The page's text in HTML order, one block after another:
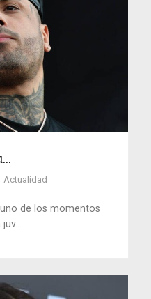
Actualidad
de los momentos